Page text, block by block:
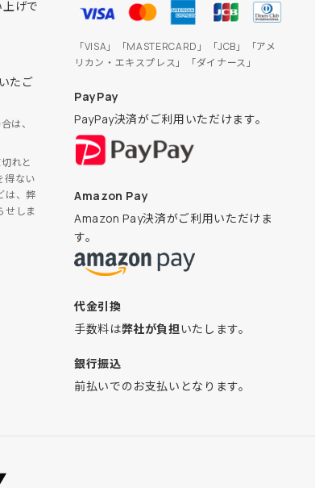
げで
たご
は、
れと
得ない
は、弊
せしま
「VISA」「MASTERCARD」「JCB」「アメ
リカン・エキスプレス」「ダイナース」
PayPay
PayPay決済がご利用いただけます。
Amazon Pay
Amazon Pay決済がご利用いただけま
す。
代金引換
手数料は弊社が負担いたします。
銀行振込
前払いでのお支払いとなります。